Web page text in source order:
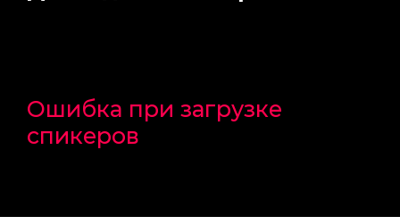
Ошибка при загрузке
спикеров